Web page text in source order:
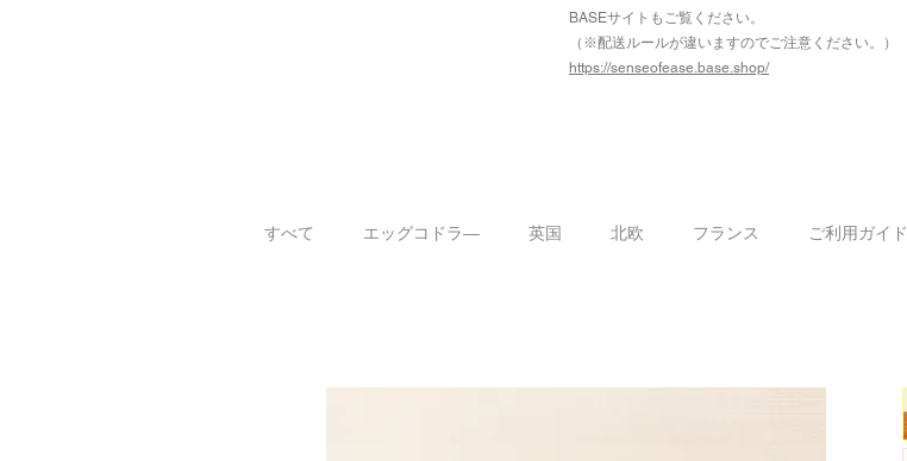
​BASEサイトもご覧ください。
（※配送ルールが違いますのでご注意ください。）
https://senseofease.base.shop/​
すべて エッグコドラ― 英国 北欧 フランス ご利用ガイド